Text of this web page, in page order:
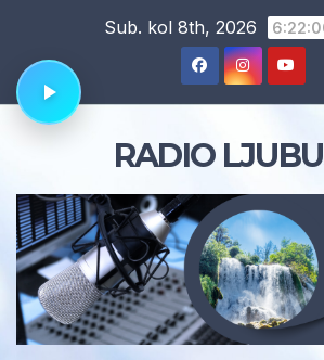
content
Sub. kol 8th, 2026
RADIO